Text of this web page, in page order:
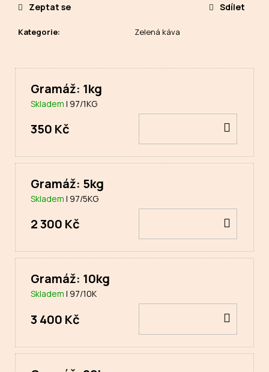
Kategorie: Zelená káva
Zeptat se Sdílet
Gramáž: 1kg
Skladem | 97/1KG
350 Kč
Gramáž: 5kg
Skladem | 97/5KG
2 300 Kč
Gramáž: 10kg
Skladem | 97/10K
3 400 Kč